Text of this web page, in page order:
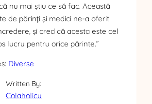
nu mai știu ce să fac. Această
de părinți și medici ne-a oferit
și cred că acesta este cel
lucru pentru orice părinte.”
Diverse
Written By:
Colaholicu